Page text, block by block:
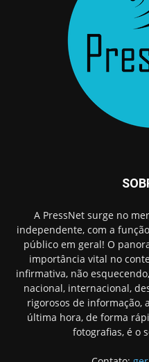
A PressNet surge no
independente, com a
público em geral! O
importância vital no
infirmativa, não
nacional, internacional,
rigorosos de informação,
última hora, de forma
fotografias, é o